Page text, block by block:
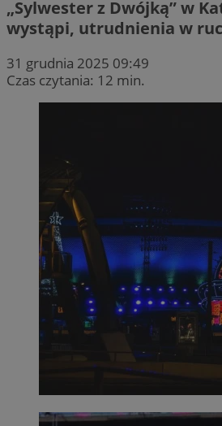
„Sylwester z Dwójką” w
wystąpi, utrudnienia w
31 grudnia 2025 09:49
Czas czytania: 12 min.